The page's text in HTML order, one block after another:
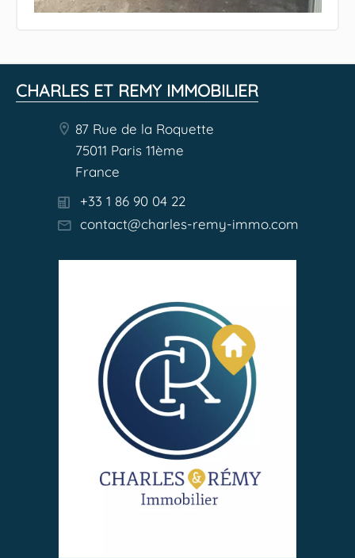
CHARLES ET REMY IMMOBILIER
87 Rue de la Roquette
75011 Paris 11ème
France
+33 1 86 90 04 22
contact@charles-remy-immo.com